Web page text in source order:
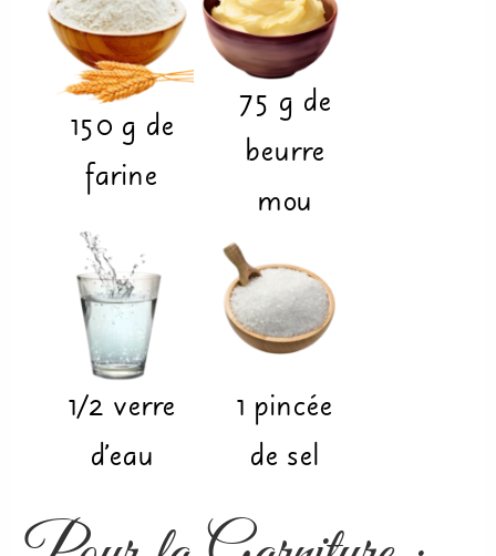
150 g de
farine
75 g de
beurre
mou
1/2 verre
d'eau
1 pincée
de sel